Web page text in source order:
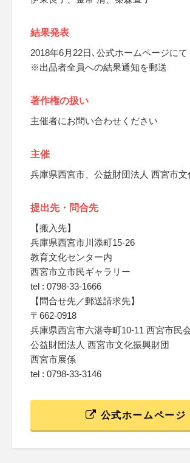
結果発表
2018年6月22日､公式ホームページにて
※出品者全員への結果通知を郵送
著作権の扱い
主催者にお問い合わせください
主催
兵庫県西宮市、公益財団法人 西宮市文
提出先・問合先
【搬入先】
兵庫県西宮市川添町15-26
教育文化センター内
西宮市立市民ギャラリー
tel : 0798-33-1666
【問合せ先／郵送請求先】
〒662-0918
兵庫県西宮市六湛寺町10-11 西宮市民
公益財団法人 西宮市文化振興財団
西宮市展係
tel : 0798-33-3146
公式ホームページ